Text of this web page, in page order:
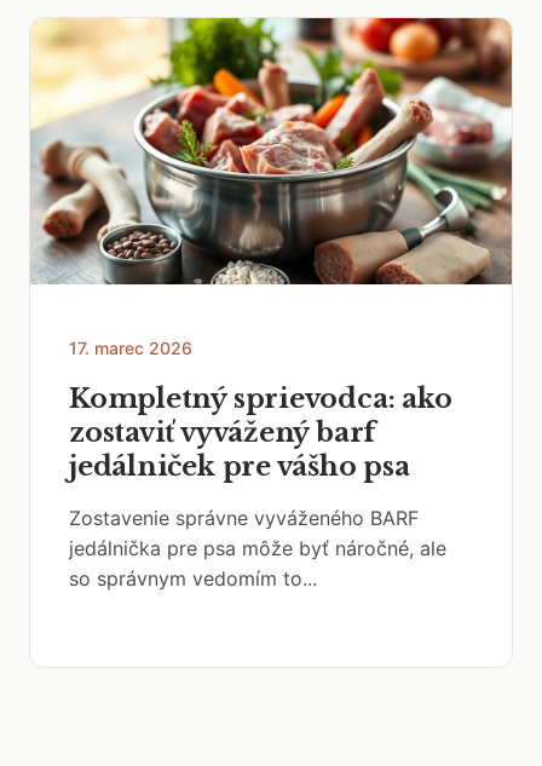
17. marec 2026
Kompletný sprievodca: ako
zostaviť vyvážený barf
jedálniček pre vášho psa
Zostavenie správne vyváženého BARF
jedálnička pre psa môže byť náročné, ale
so správnym vedomím to...